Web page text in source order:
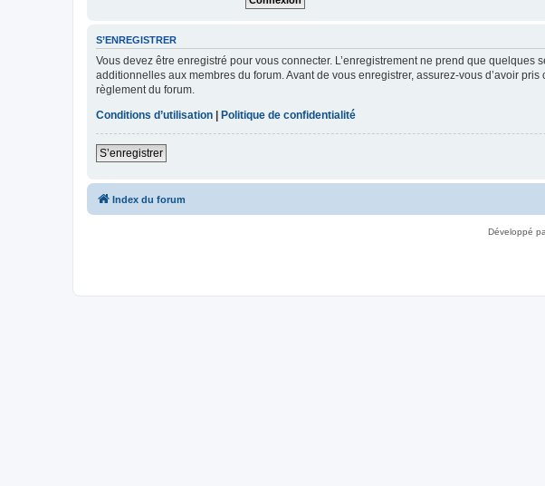
S’ENREGISTRER
Vous devez être enregistré pour vous connecter. L’enregistrement ne prend que
additionnelles aux membres du forum. Avant de vous enregistrer, assurez-vous d’avoir
règlement du forum.
Conditions d’utilisation
Politique de confidentialité
S’enregistrer
Index du forum
Développé